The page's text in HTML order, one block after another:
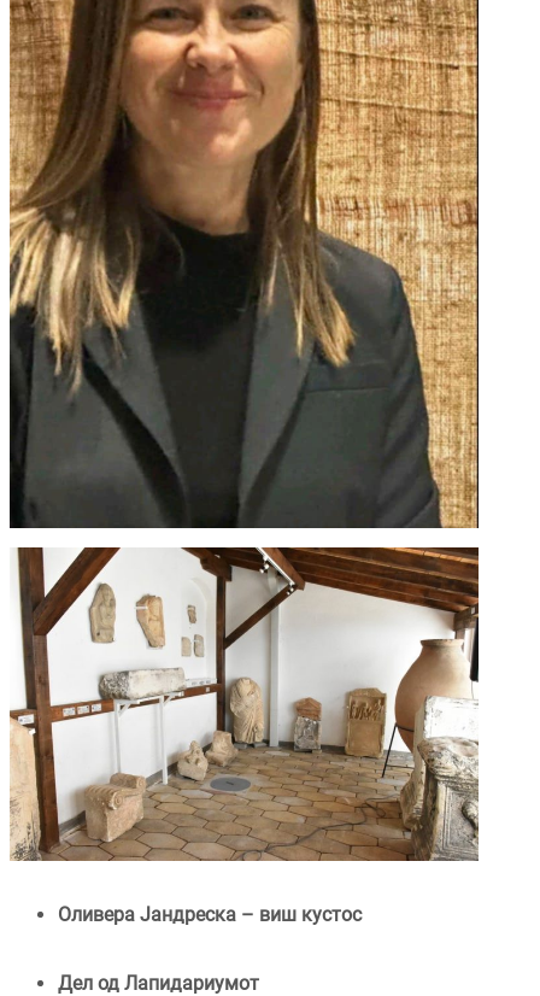
Оливера Јандреска – виш кустос
Дел од Лапидариумот